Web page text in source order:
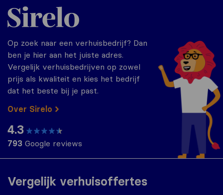
Vergelijk verhuisoffertes
Sirelo.nl
Op zoek naar een verhuisbedrijf? Dan
ben je hier aan het juiste adres.
Vergelijk verhuisbedrijven op zowel
prijs als kwaliteit en kies het bedrijf
dat het beste bij je past.
Over Sirelo
4.3
793 Google reviews